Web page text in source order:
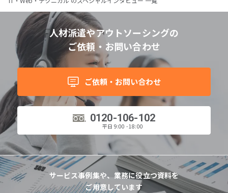
人材派遣やアウトソーシングの
ご依頼・お問い合わせ
ご依頼・お問い合わせ
0120-106-102
平日 9:00 - 18:00
サービス事例集や、業務に役立つ資料を
ご用意しています